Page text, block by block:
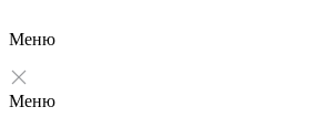
Меню
Меню